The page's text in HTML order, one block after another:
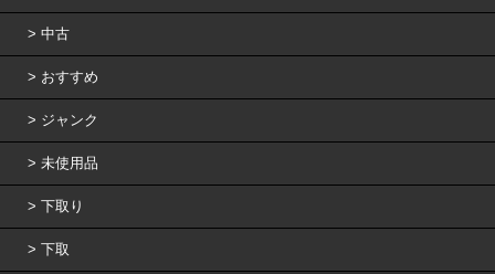
中古
おすすめ
ジャンク
未使用品
下取り
下取